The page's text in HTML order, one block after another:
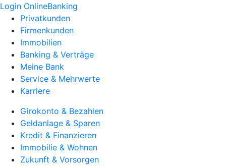
Login OnlineBanking
Privatkunden
Firmenkunden
Immobilien
Banking & Verträge
Meine Bank
Service & Mehrwerte
Karriere
Girokonto & Bezahlen
Geldanlage & Sparen
Kredit & Finanzieren
Immobilie & Wohnen
Zukunft & Vorsorgen